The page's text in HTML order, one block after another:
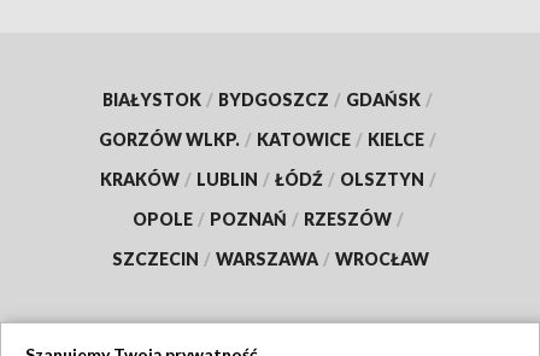
BIAŁYSTOK / BYDGOSZCZ / GDAŃSK /
GORZÓW WLKP. / KATOWICE / KIELCE /
KRAKÓW / LUBLIN / ŁÓDŹ / OLSZTYN /
OPOLE / POZNAŃ / RZESZÓW /
SZCZECIN / WARSZAWA / WROCŁAW